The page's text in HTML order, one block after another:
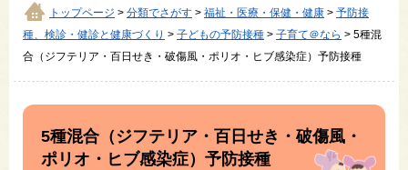
検
索
トップページ > 分類でさがす > 福祉・医療・保健・健康 > 予防接
種、検診・健診と健康づくり > 子どもの予防接種 > 子育て＠なら > 5種混
合（ジフテリア・百日せき・破傷風・ポリオ・ヒブ感染症）予防接種
5種混合（ジフテリア・百日せき・破傷風・
ポリオ・ヒブ感染症）予防接種